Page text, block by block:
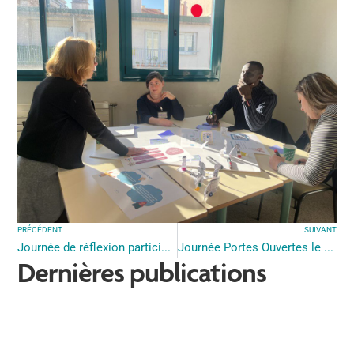
PRÉCÉDENT
Journée de réflexion participative : comment bien se nourrir en situation précaire ?
SUIVANT
Journée Portes Ouvertes le 27 janvier
Dernières publications